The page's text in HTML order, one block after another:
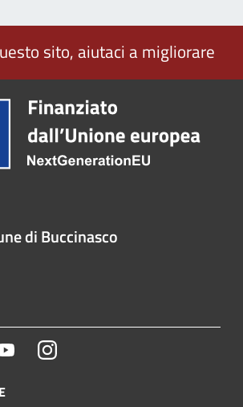
sito, aiutaci a migliorare
di Buccinasco
YoutubeInstagram